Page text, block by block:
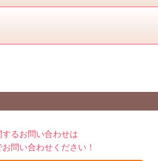
するお問い合わせは
問い合わせください！